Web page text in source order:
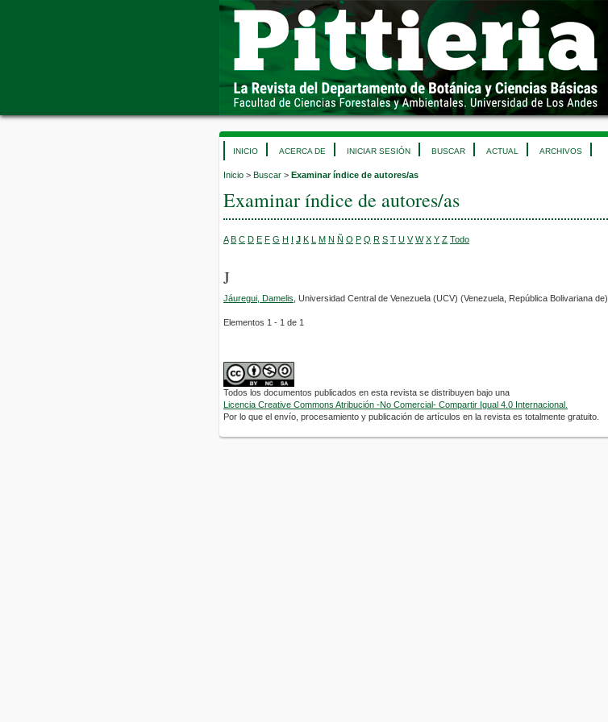
INICIO ACERCA DE INICIAR SESIÓN BUSCAR ACTUAL ARCHIVOS
Inicio > Buscar > Examinar índice de autores/as
Examinar índice de autores/as
A B C D E F G H I J K L M N Ñ O P Q R S T U V W X Y Z Todo
J
Jáuregui, Damelis , Universidad Central de Venezuela (UCV) (Venezuela, República Bolivariana de)
Elementos 1 - 1 de 1
Todos los documentos publicados en esta revista se distribuyen bajo una
Licencia Creative Commons Atribución -No Comercial- Compartir Igual 4.0 Internacional.
Por lo que el envío, procesamiento y publicación de artículos en la revista es totalmente gratuito.